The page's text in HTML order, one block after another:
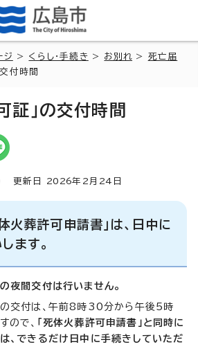
ジ > くらし・手続き > お別れ > 死亡届
付時間
証」の交付時間
更新日 2026年2月 24 日
体火葬許可申請書」は、日中に
ます。
夜間交付は行いません。
の交付は、午前8時30分から午後5時
ので、
「死体火葬許可申請書」と同時に
は、できるだけ日中に手続きしていただ